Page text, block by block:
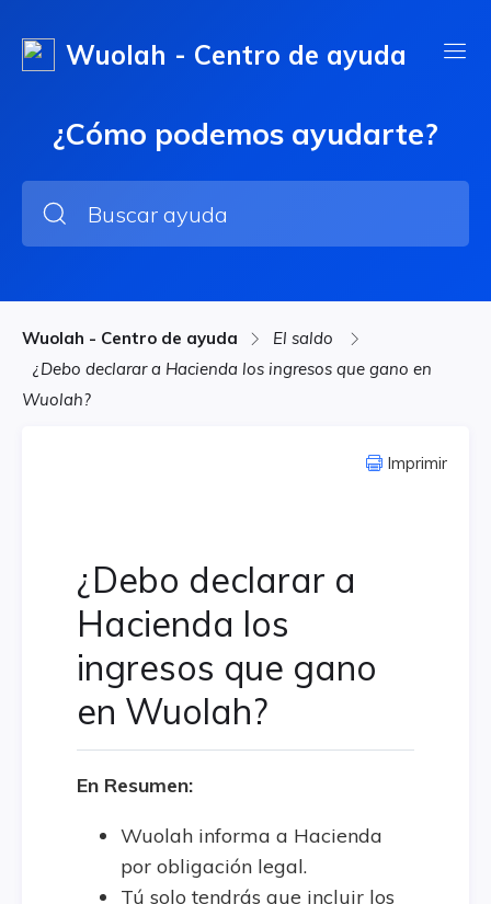
Wuolah - Centro de ayuda
¿Cómo podemos ayudarte?
Wuolah - Centro de ayuda
El saldo
¿Debo declarar a Hacienda los ingresos que gano en
Wuolah?
Imprimir
¿Debo declarar a
Hacienda los
ingresos que gano
en Wuolah?
En Resumen:
Wuolah informa a Hacienda
por obligación legal.
Tú solo tendrás que incluir los